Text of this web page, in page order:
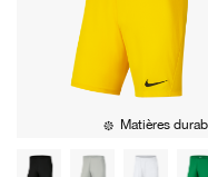
Matières